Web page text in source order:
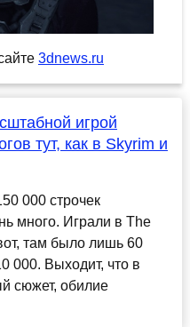
3dnews.ru
игрой
тут, как в Skyrim и
000 строчек
много. Играли в The
там было лишь 60
000. Выходит, что в
сюжет, обилие